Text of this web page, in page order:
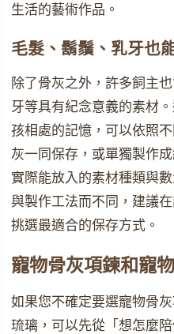
生活的藝術作品。
毛髮、鬍鬚、乳牙也
除了骨灰之外，許多飼主
牙等具有紀念意義的素材
孩相處的記憶，可以依照
灰一同保存，或單獨製作成
實際能放入的素材種類與
與製作工法而不同，建議
挑選最適合的保存方式。
寵物骨灰項鍊和寵
如果您不確定要選寵物骨
琉璃，可以先從「想怎麼